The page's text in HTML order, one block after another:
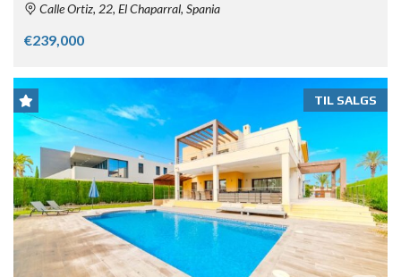
Calle Ortiz, 22, El Chaparral, Spania
€239,000
TIL SALGS